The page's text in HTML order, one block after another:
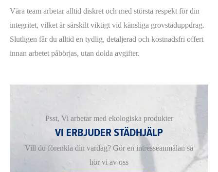
Våra team arbetar alltid diskret och med största respekt för din
integritet, vilket är särskilt viktigt vid känsliga grovstäduppdrag.
Slutligen får du alltid en tydlig, detaljerad och kostnadsfri offert
innan arbetet påbörjas, utan dolda avgifter.
Psst, Vi arbetar med ekologiska produkter
VI ERBJUDER STÄDHJÄLP
Vill du förenkla din vardag? Gör en intresseanmälan så
hör vi av oss